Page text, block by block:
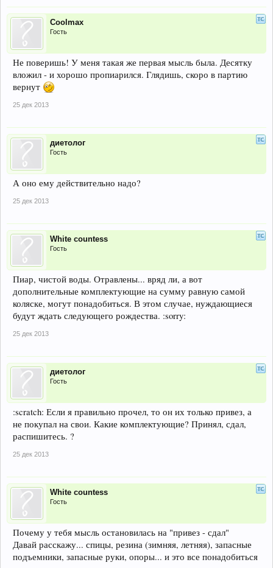
Coolmax
Гость
Не поверишь! У меня такая же первая мысль была. Десятку
вложил - и хорошо пропиарился. Глядишь, скоро в партию
вернут
25 дек 2013
диетолог
Гость
А оно ему действительно надо?
25 дек 2013
White countess
Гость
Пиар, чистой воды. Отравлены... вряд ли, а вот
дополнительные комплектующие на сумму равную самой
коляске, могут понадобиться. В этом случае, нуждающиеся
будут ждать следующего рождества. :sorry:
25 дек 2013
диетолог
Гость
:scratch: Если я правильно прочел, то он их только привез, а
не покупал на свои. Какие комплектующие? Принял, сдал,
распишитесь. ?
25 дек 2013
White countess
Гость
Почему у тебя мысль остановилась на "привез - сдал"
Давай расскажу... спицы, резина (зимняя, летняя), запасные
подъемники, запасные руки, опоры... и это все понадобиться